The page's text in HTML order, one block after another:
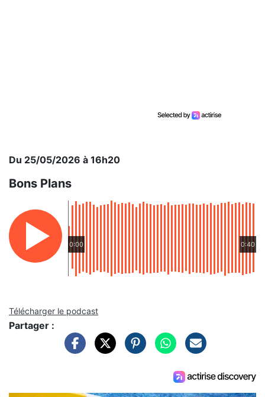
Du 25/05/2026 à 16h20
Bons Plans
0:00 0:40
Télécharger le podcast
Partager :